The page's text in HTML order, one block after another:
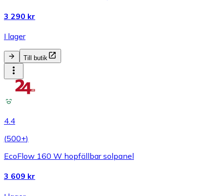
3 290 kr
I lager
Till butik
4.4
(500+)
EcoFlow 160 W hopfällbar solpanel
3 609 kr